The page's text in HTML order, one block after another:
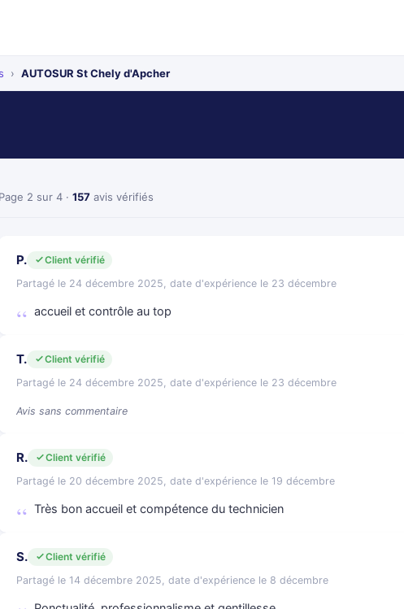
› AUTOSUR St Chely d'Apcher
Page 2 sur 4 · 157 avis vérifiés
P.
Client vérifié
Partagé le 24 décembre 2025, date d'expérience le 23 décembre
accueil et contrôle au top
T.
Client vérifié
Partagé le 24 décembre 2025, date d'expérience le 23 décembre
Avis sans commentaire
R.
Client vérifié
Partagé le 20 décembre 2025, date d'expérience le 19 décembre
Très bon accueil et compétence du technicien
S.
Client vérifié
Partagé le 14 décembre 2025, date d'expérience le 8 décembre